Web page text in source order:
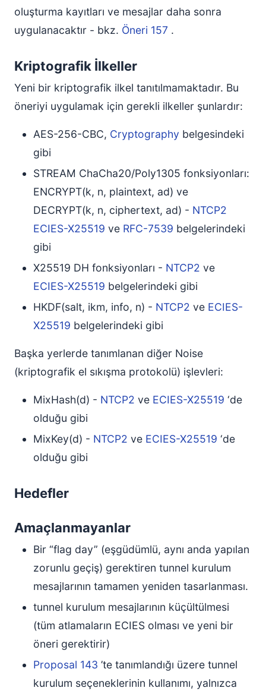
oluşturma kayıtları ve mesajlar daha sonra
uygulanacaktır - bkz. Öneri 157 .
Kriptografik İlkeller
Yeni bir kriptografik ilkel tanıtılmamaktadır. Bu
öneriyi uygulamak için gerekli ilkeller şunlardır:
AES-256-CBC, Cryptography belgesindeki
gibi
STREAM ChaCha20/Poly1305 fonksiyonları:
ENCRYPT(k, n, plaintext, ad) ve
DECRYPT(k, n, ciphertext, ad) - NTCP2
ECIES-X25519 ve RFC-7539 belgelerindeki
gibi
X25519 DH fonksiyonları - NTCP2 ve
ECIES-X25519 belgelerindeki gibi
HKDF(salt, ikm, info, n) - NTCP2 ve ECIES-
X25519 belgelerindeki gibi
Başka yerlerde tanımlanan diğer Noise
(kriptografik el sıkışma protokolü) işlevleri:
MixHash(d) - NTCP2 ve ECIES-X25519 ‘de
olduğu gibi
MixKey(d) - NTCP2 ve ECIES-X25519 ‘de
olduğu gibi
Hedefler
Amaçlanmayanlar
Bir “flag day” (eşgüdümlü, aynı anda yapılan
zorunlu geçiş) gerektiren tunnel kurulum
mesajlarının tamamen yeniden tasarlanması.
tunnel kurulum mesajlarının küçültülmesi
(tüm atlamaların ECIES olması ve yeni bir
öneri gerektirir)
Proposal 143 ’te tanımlandığı üzere tunnel
kurulum seçeneklerinin kullanımı, yalnızca